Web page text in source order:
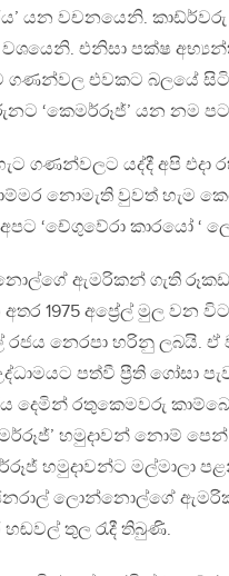
යන වචනයෙනි.
එනිසා පක්ෂ
ගණන්වල එවකට බලයේ
‘කෙමර්රූජ්’ යන නම
ගණන්වලට යද්දී අපි එදා
නොමැති වුවත් හැම
‘චේගුවේරා කාරයෝ ‘
ඇමරිකන් ගැති
1975 අප්‍රේල් මුල වන
නෙරපා හරිනු ලබයි. ඒ
පත්වී ප්‍රීති ගෝසා
දෙමින් රතුකෙමවරු
හමුදාවන් නොම්
හමුදාවන්ට මල්මාලා
ලොන්නොල්ගේ
තුල රැදී තිබුණි.